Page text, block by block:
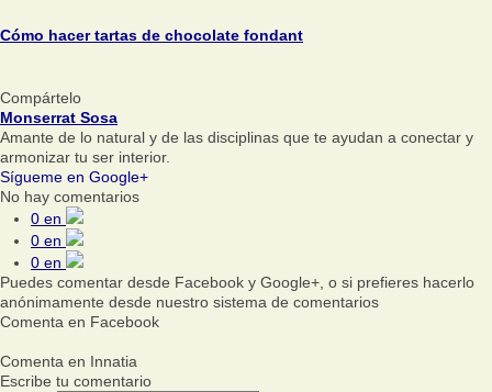
Cómo hacer tartas de chocolate fondant
Compártelo
Monserrat Sosa
Amante de lo natural y de las disciplinas que te ayudan a conectar y
armonizar tu ser interior.
Sígueme en Google+
No hay comentarios
0 en
0 en
0 en
Puedes comentar desde Facebook y Google+, o si prefieres hacerlo
anónimamente desde nuestro sistema de comentarios
Comenta en Facebook
Comenta en Innatia
Escribe tu comentario